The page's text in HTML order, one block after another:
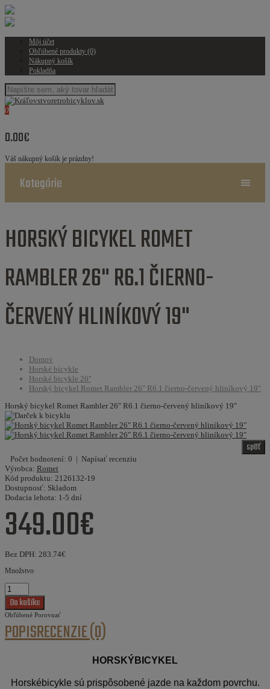
Môj účet
Obľúbené produkty (0)
Nákupný košík
Pokladňa
0
0.00€
Váš nákupný košík je prázdny!
Kategórie
HORSKÝ BICYKEL ROMET
RAMBLER 26" R6.1 ČIERNO-
ČERVENÝ HLINÍKOVÝ 19"
Domov
Horské bicykle
Horské bicykle 26''
Horský bicykel Romet Rambler 26" R6.1 čierno-červený hliníkový 19"
Horský bicykel Romet Rambler 26" R6.1 čierno-červený hliníkový 19"
späť
Počet hodnotení: 0 | Napísať recenziu
Výrobca: Romet
Kód produktu: 2126132-19
Dostupnosť: Skladom
Dodacia lehota: 1-5 dní
349.00€
Bez DPH: 283.74€
Množstvo
Obľúbené Porovnať
POPISRECENZIE (0)
HORSKÝBICYKEL
Horskébicykle sú prispôsobené jazde na každom povrchu.